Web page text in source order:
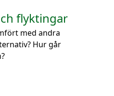
flyktingar
med andra
Hur går